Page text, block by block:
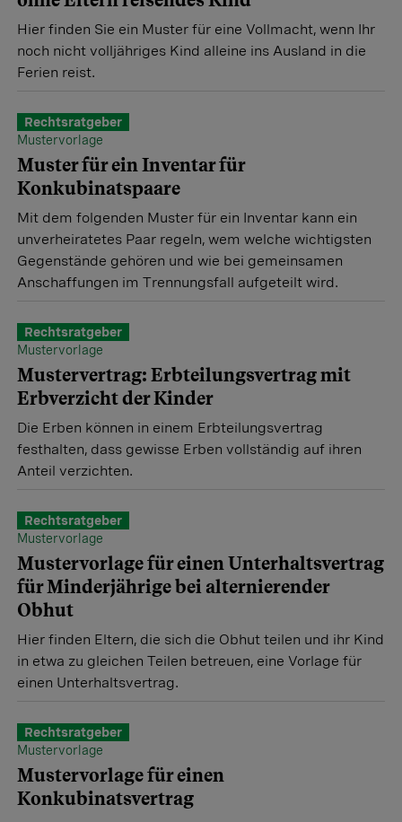
Hier finden Sie ein Muster für eine Vollmacht, wenn Ihr
noch nicht volljähriges Kind alleine ins Ausland in die
Ferien reist.
Rechtsratgeber
Mustervorlage
Muster für ein Inventar für
Konkubinatspaare
Mit dem folgenden Muster für ein Inventar kann ein
unverheiratetes Paar regeln, wem welche wichtigsten
Gegenstände gehören und wie bei gemeinsamen
Anschaffungen im Trennungsfall aufgeteilt wird.
Rechtsratgeber
Mustervorlage
Mustervertrag: Erbteilungsvertrag mit
Erbverzicht der Kinder
Die Erben können in einem Erbteilungsvertrag
festhalten, dass gewisse Erben vollständig auf ihren
Anteil verzichten.
Rechtsratgeber
Mustervorlage
Mustervorlage für einen Unterhaltsvertrag
für Minderjährige bei alternierender
Obhut
Hier finden Eltern, die sich die Obhut teilen und ihr Kind
in etwa zu gleichen Teilen betreuen, eine Vorlage für
einen Unterhaltsvertrag.
Rechtsratgeber
Mustervorlage
Mustervorlage für einen
Konkubinatsvertrag